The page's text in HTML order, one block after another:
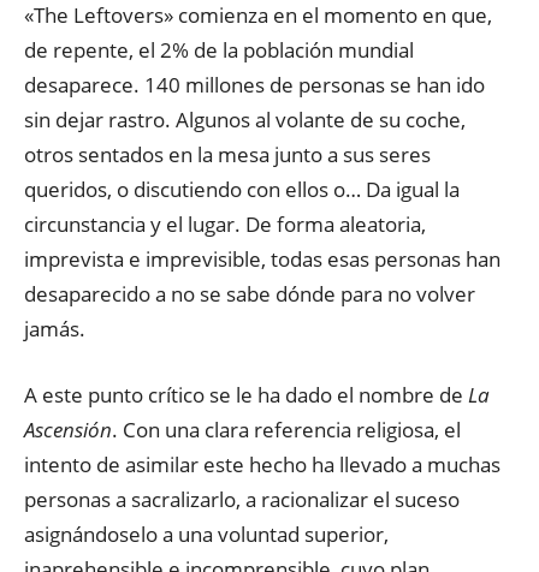
«The Leftovers» comienza en el momento en que,
de repente, el 2% de la población mundial
desaparece. 140 millones de personas se han ido
sin dejar rastro. Algunos al volante de su coche,
otros sentados en la mesa junto a sus seres
queridos, o discutiendo con ellos o… Da igual la
circunstancia y el lugar. De forma aleatoria,
imprevista e imprevisible, todas esas personas han
desaparecido a no se sabe dónde para no volver
jamás.
A este punto crítico se le ha dado el nombre de La
Ascensión. Con una clara referencia religiosa, el
intento de asimilar este hecho ha llevado a muchas
personas a sacralizarlo, a racionalizar el suceso
asignándoselo a una voluntad superior,